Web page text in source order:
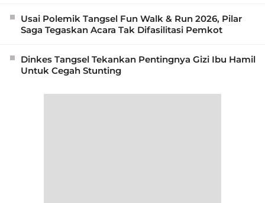
Usai Polemik Tangsel Fun Walk & Run 2026, Pilar
Saga Tegaskan Acara Tak Difasilitasi Pemkot
Dinkes Tangsel Tekankan Pentingnya Gizi Ibu Hamil
Untuk Cegah Stunting